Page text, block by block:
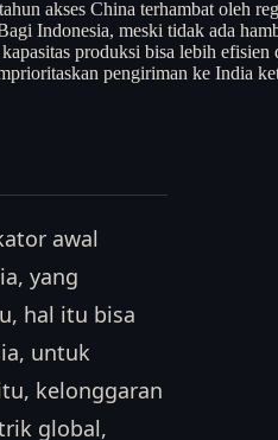
akses China terhambat oleh
Indonesia, meski tidak ada
produksi bisa lebih
pengiriman ke India
awal
yang
hal itu bisa
untuk
kelonggaran
global,